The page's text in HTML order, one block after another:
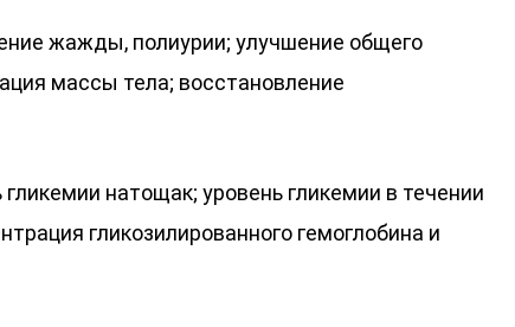
жажды, полиурии; улучшение общего
массы тела; восстановление
натощак; уровень гликемии в течении
гликозилированного гемоглобина и